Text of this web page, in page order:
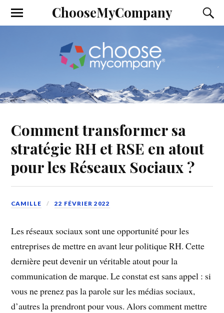
ChooseMyCompany
Comment transformer sa
stratégie RH et RSE en atout
pour les Réseaux Sociaux ?
CAMILLE 22 FÉVRIER 2022
Les réseaux sociaux sont une opportunité pour les
entreprises de mettre en avant leur politique RH. Cette
dernière peut devenir un véritable atout pour la
communication de marque. Le constat est sans appel : si
vous ne prenez pas la parole sur les médias sociaux,
d’autres la prendront pour vous. Alors comment mettre